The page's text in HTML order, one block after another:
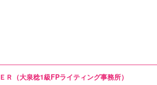
Ｒ（大泉稔1級FPライティング事務所）